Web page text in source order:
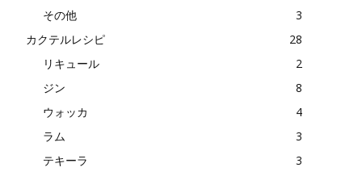
その他
3
カクテルレシピ
28
リキュール
2
ジン
8
ウォッカ
4
ラム
3
テキーラ
3